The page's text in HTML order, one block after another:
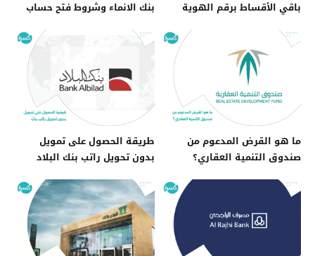
باقي الأقساط برقم الهوية
بنك الانماء وشروط فتح حساب
ما هو القرض المدعوم من
صندوق التنمية العقاري؟
طريقة الحصول على تمويل
بدون تحويل راتب بنك البلاد